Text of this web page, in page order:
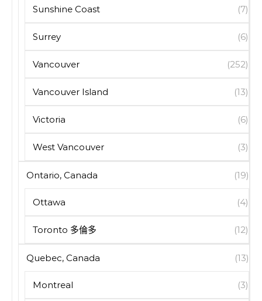
Sunshine Coast (7)
Surrey (6)
Vancouver (252)
Vancouver Island (13)
Victoria (6)
West Vancouver (3)
Ontario, Canada (19)
Ottawa (4)
Toronto 多倫多 (12)
Quebec, Canada (13)
Montreal (3)